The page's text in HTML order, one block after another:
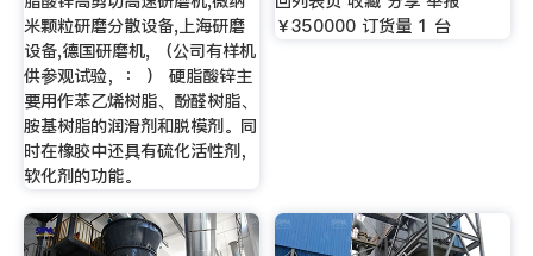
米颗粒研磨分散设备,上海研磨
设备,德国研磨机, （公司有样机
供参观试验，： ） 硬脂酸锌主
要用作苯乙烯树脂、酚醛树脂、
胺基树脂的润滑剂和脱模剂。同
时在橡胶中还具有硫化活性剂，
软化剂的功能。
￥350000 订货量 1 台